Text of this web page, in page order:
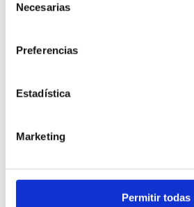
Necesarias
Preferencias
Estadística
Marketing
Permitir todas
Fira de Sant Miquel